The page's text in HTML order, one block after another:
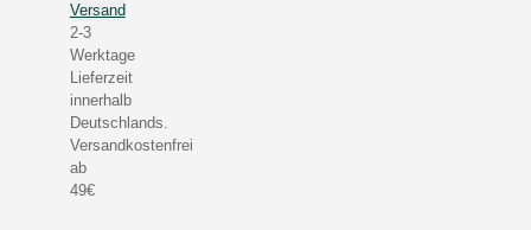
Versand
2-3
Werktage
Lieferzeit
innerhalb
Deutschlands.
Versandkostenfrei
ab
49€